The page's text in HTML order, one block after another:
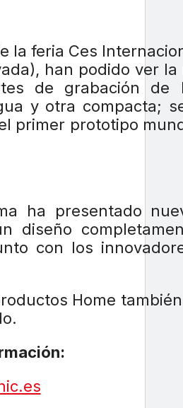
la feria Ces
han podido ver
de grabación de
y otra compacta;
primer prototipo
ha presentado
diseño
con los
Home